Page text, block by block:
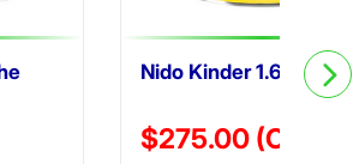
Nido Kinder 1.6Kg Lata
$275.00 (Oferta)